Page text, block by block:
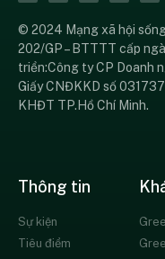
© 2024 Mạng xã hội
202/GP – BTTTT cấp
triển:Công ty CP Doanh
Giấy CNĐKKD số
KHĐT TP.Hồ Chí Minh.
Thông tin
Sự kiện
Tiêu điểm